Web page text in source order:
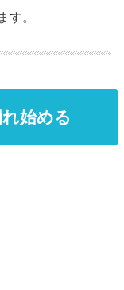
す。
始める